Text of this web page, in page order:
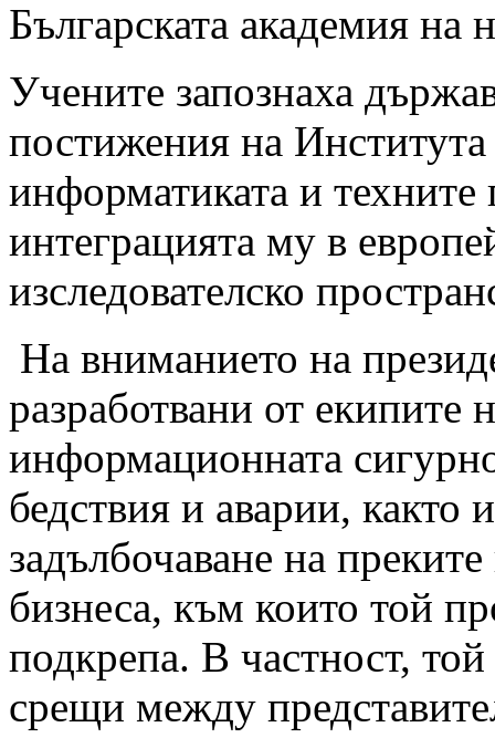
Българската академия на
Учените запознаха
постижения на Института
информатиката и
интеграцията му в
изследователско
На вниманието на
разработвани от екипите
информационната
бедствия и аварии, както
задълбочаване на
бизнеса, към които той
подкрепа. В частност,
срещи между